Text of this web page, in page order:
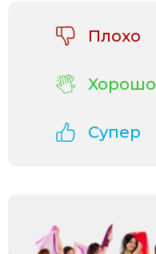
Плохо
Хорошо
Супер